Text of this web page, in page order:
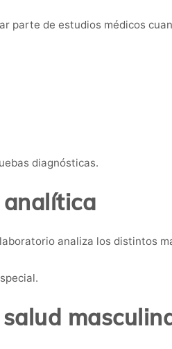
parte de estudios médicos
diagnósticas.
analítica
analiza los distintos